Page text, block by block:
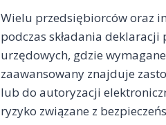
Wielu przedsiębiorców oraz
podczas składania
urzędowych, gdzie
zaawansowany znajduje
lub do autoryzacji
ryzyko związane z